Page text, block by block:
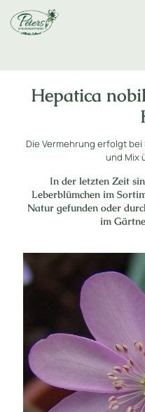
Hepatica
Die Vermehrung erfolgt
und Mix
In der letzten Zeit
Leberblümchen im
Natur gefunden oder
im